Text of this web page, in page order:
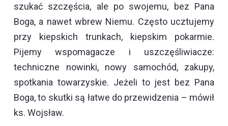
szukać szczęścia, ale po swojemu, bez Pana
Boga, a nawet wbrew Niemu. Często ucztujemy
przy kiepskich trunkach, kiepskim pokarmie.
Pijemy wspomagacze i uszczęśliwiacze:
techniczne nowinki, nowy samochód, zakupy,
spotkania towarzyskie. Jeżeli to jest bez Pana
Boga, to skutki są łatwe do przewidzenia – mówił
ks. Wojsław.